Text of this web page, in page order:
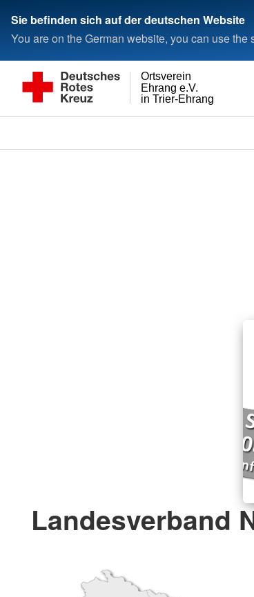
Sie befinden sich auf der deutschen Website
You are on the German website, you can use
in Trier-Ehrang
Ehrang e.V.
Ortsverein
Landesverband